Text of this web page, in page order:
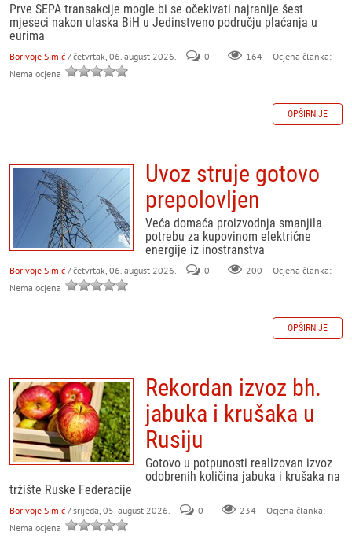
Prve SEPA transakcije mogle bi se očekivati najranije šest
mjeseci nakon ulaska BiH u Jedinstveno području plaćanja u
eurima
Borivoje Simić / četvrtak, 06. august 2026. 0 164
Ocjena članka:
Nema ocjena
OPŠIRNIJE
Uvoz struje gotovo
prepolovljen
Veća domaća proizvodnja smanjila
potrebu za kupovinom električne
energije iz inostranstva
Borivoje Simić / četvrtak, 06. august 2026. 0 200
Ocjena članka:
Nema ocjena
OPŠIRNIJE
Rekordan izvoz bh.
jabuka i krušaka u
Rusiju
Gotovo u potpunosti realizovan izvoz
odobrenih količina jabuka i krušaka na
tržište Ruske Federacije
Borivoje Simić / srijeda, 05. august 2026. 0 234
Ocjena članka:
Nema ocjena